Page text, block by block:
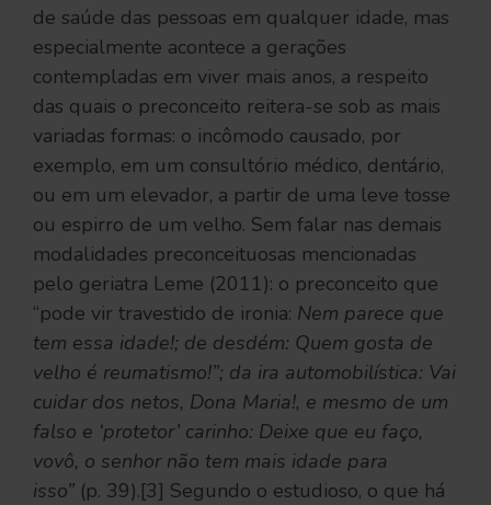
de saúde das pessoas em qualquer idade, mas
especialmente acontece a gerações
contempladas em viver mais anos, a respeito
das quais o preconceito reitera-se sob as mais
variadas formas: o incômodo causado, por
exemplo, em um consultório médico, dentário,
ou em um elevador, a partir de uma leve tosse
ou espirro de um velho. Sem falar nas demais
modalidades preconceituosas mencionadas
pelo geriatra Leme (2011): o preconceito que
“pode vir travestido de ironia: Nem parece que
tem essa idade!; de desdém: Quem gosta de
velho é reumatismo!”; da ira automobilística: Vai
cuidar dos netos, Dona Maria!, e mesmo de um
falso e ‘protetor’ carinho: Deixe que eu faço,
vovô, o senhor não tem mais idade para
isso” (p. 39).[3] Segundo o estudioso, o que há